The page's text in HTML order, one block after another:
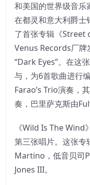
和美国的世界级音
在都灵和意大利爵士
了首张专辑《Street
Venus Records厂牌
“Dark Eyes”。在这
与，为6首歌曲进行
Farao’s Trio演奏，
奏，巴里萨克斯由
《Wild Is The
第三张唱片。这张专
Martino，低音贝司
Jones III。